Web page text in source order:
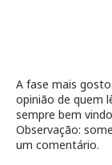
A fase mais
opinião de quem
sempre bem
Observação:
um comentário.